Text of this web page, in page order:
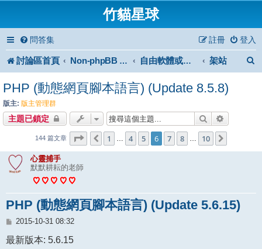
竹貓星球
問答集 登入
註冊
討論區首頁 Non-phpBB specific 自由軟體或免費軟體 架站
PHP (動態網頁腳本語言) (Update 8.5.8)
版主: 版主管理群
主題已鎖定 搜尋
144 篇文章 第6 頁 (共 10 頁)
上一頁
1 … 4 5 6 7 8 … 10
心靈捕手
默默耕耘的老師
PHP (動態網頁腳本語言) (Update 5.6.15)
文
2015-10-31 08:32
最新版本: 5.6.15